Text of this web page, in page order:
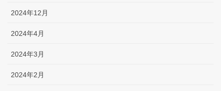
2024年12月
2024年4月
2024年3月
2024年2月